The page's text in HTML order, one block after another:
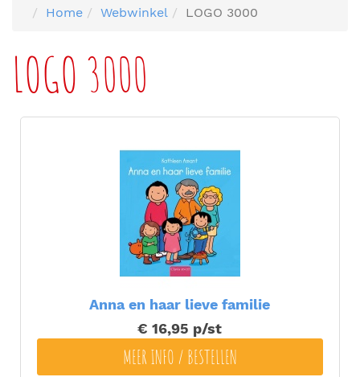
Home Webwinkel LOGO 3000
LOGO 3000
Anna en haar lieve familie
€ 16,95 p/st
MEER INFO / BESTELLEN